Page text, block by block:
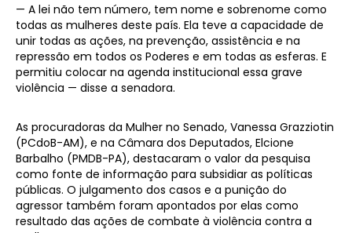
— A lei não tem número, tem nome e sobrenome como
todas as mulheres deste país. Ela teve a capacidade de
unir todas as ações, na prevenção, assistência e na
repressão em todos os Poderes e em todas as esferas. E
permitiu colocar na agenda institucional essa grave
violência — disse a senadora.
As procuradoras da Mulher no Senado, Vanessa Grazziotin
(PCdoB-AM), e na Câmara dos Deputados, Elcione
Barbalho (PMDB-PA), destacaram o valor da pesquisa
como fonte de informação para subsidiar as políticas
públicas. O julgamento dos casos e a punição do
agressor também foram apontados por elas como
resultado das ações de combate à violência contra a